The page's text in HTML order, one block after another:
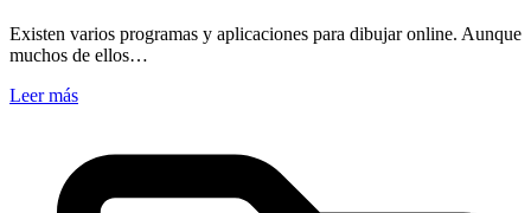
Existen varios programas y aplicaciones para dibujar online. Aunque
muchos de ellos…
Leer más